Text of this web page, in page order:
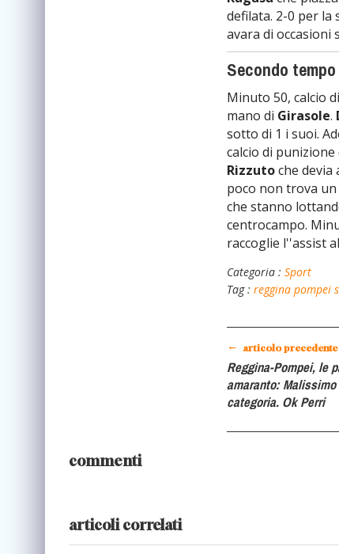
defilata. 2-0 per la
avara di occasioni
Secondo tempo
Minuto 50, calcio
mano di Girasole.
sotto di 1 i suoi.
calcio di punizione
Rizzutoche devia
poco non trova
che stanno
centrocampo.
raccoglie l''assist
Categoria : Sport
Tag : reggina pompei
← articolo precedente
Reggina-Pompei, le
amaranto:
categoria. Ok Perri
commenti
articoli correlati